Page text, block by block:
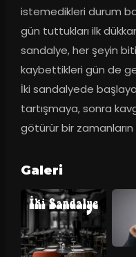
istemedikleri durum
gün tuttukları ilk
sandalye, her şeyin
kaybettikleri gün de
İki sandalyede
tartışmaya, sonra
götürür bir
Galeri